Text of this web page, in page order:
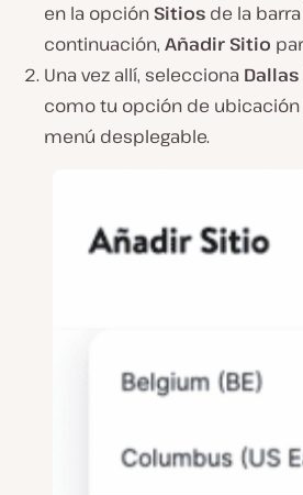
en la opción Sitios de la
continuación, Añadir Sitio
Una vez allí, selecciona Dallas
como tu opción de
menú desplegable.